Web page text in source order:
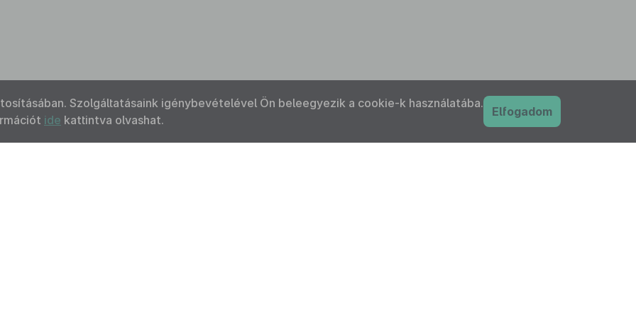
Szolgáltatásaink igénybevételével Ön beleegyezik a cookie-k használatába.
ide kattintva olvashat.
Elfogadom